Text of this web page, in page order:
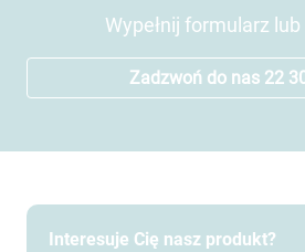
Wypełnij formularz
Zadzwoń do nas 22
Interesuje Cię nasz produkt?